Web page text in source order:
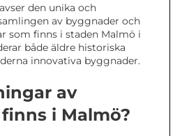
den unika och
av byggnader och
som finns i staden Malmö i
både äldre historiska
innovativa byggnader.
av
i Malmö?